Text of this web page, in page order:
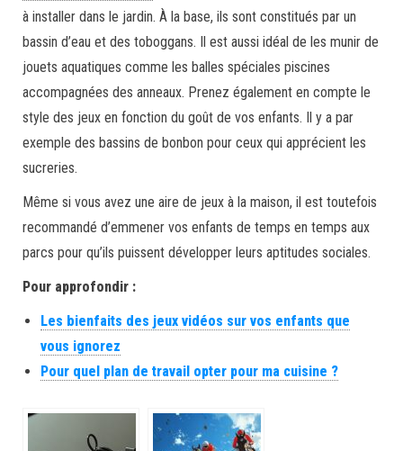
à installer dans le jardin. À la base, ils sont constitués par un
bassin d’eau et des toboggans. Il est aussi idéal de les munir de
jouets aquatiques comme les balles spéciales piscines
accompagnées des anneaux. Prenez également en compte le
style des jeux en fonction du goût de vos enfants. Il y a par
exemple des bassins de bonbon pour ceux qui apprécient les
sucreries.
Même si vous avez une aire de jeux à la maison, il est toutefois
recommandé d’emmener vos enfants de temps en temps aux
parcs pour qu’ils puissent développer leurs aptitudes sociales.
Pour approfondir :
Les bienfaits des jeux vidéos sur vos enfants que
vous ignorez
Pour quel plan de travail opter pour ma cuisine ?